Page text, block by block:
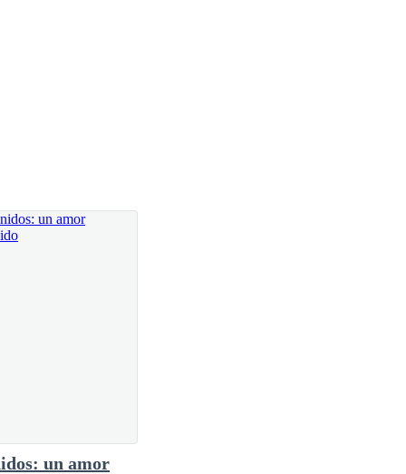
de la luz blanca del sol.
un amor